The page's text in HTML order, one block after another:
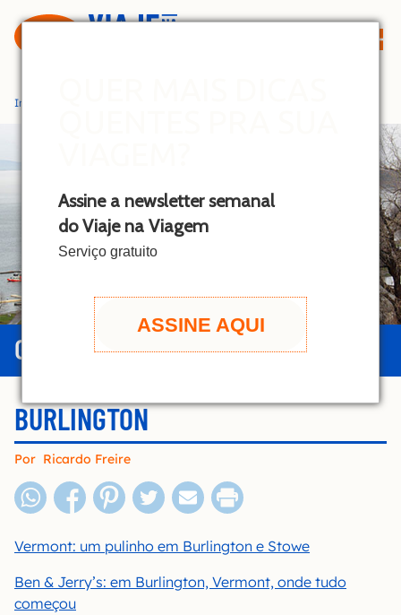
Assine a newsletter semanal
do Viaje na Viagem
Serviço gratuito
ASSINE AQUI
o
t
t
Início
GUIA DE BURLINGTON
BURLINGTON
Por Ricardo Freire
Vermont: um pulinho em Burlington e Stowe
Ben & Jerry’s: em Burlington, Vermont, onde tudo
começou